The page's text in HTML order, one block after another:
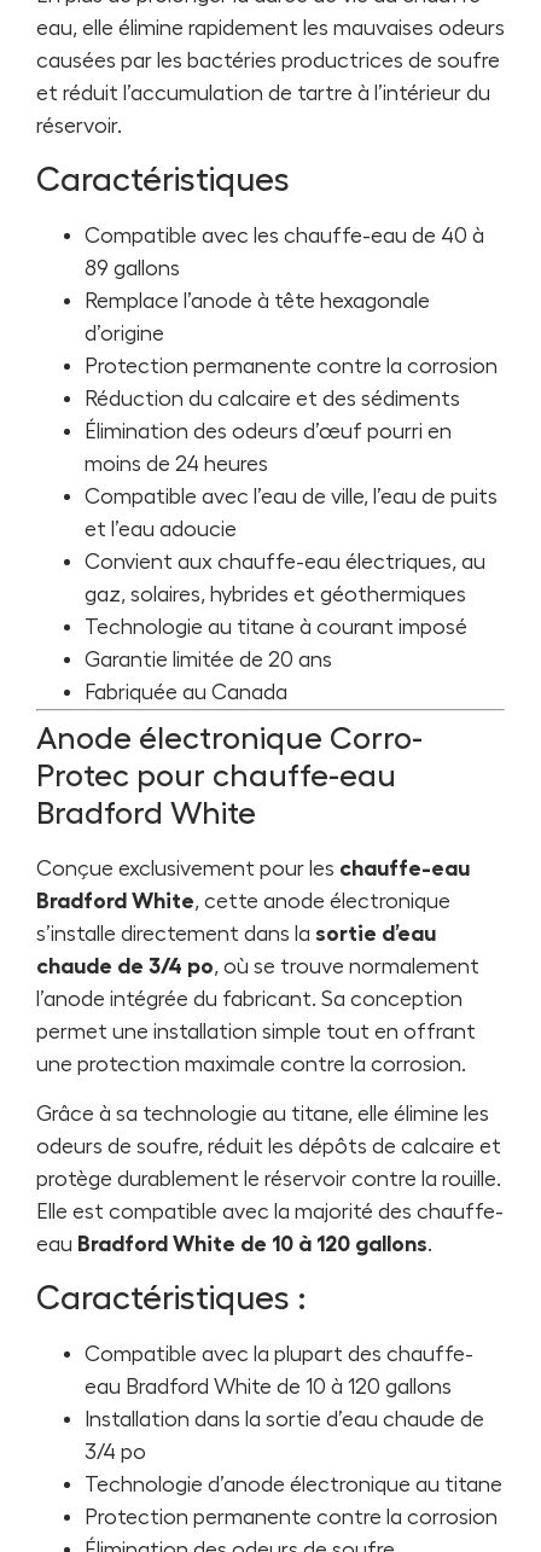
eau, elle élimine rapidement les mauvaises odeurs
causées par les bactéries productrices de soufre
et réduit l’accumulation de tartre à l’intérieur du
réservoir.
Caractéristiques
Compatible avec les chauffe-eau de 40 à
89 gallons
Remplace l’anode à tête hexagonale
d’origine
Protection permanente contre la corrosion
Réduction du calcaire et des sédiments
Élimination des odeurs d’œuf pourri en
moins de 24 heures
Compatible avec l’eau de ville, l’eau de puits
et l’eau adoucie
Convient aux chauffe-eau électriques, au
gaz, solaires, hybrides et géothermiques
Technologie au titane à courant imposé
Garantie limitée de 20 ans
Fabriquée au Canada
Anode électronique Corro-
Protec pour chauffe-eau
Bradford White
Conçue exclusivement pour les chauffe-eau
Bradford White, cette anode électronique
s’installe directement dans la sortie d’eau
chaude de 3/4 po, où se trouve normalement
l’anode intégrée du fabricant. Sa conception
permet une installation simple tout en offrant
une protection maximale contre la corrosion.
Grâce à sa technologie au titane, elle élimine les
odeurs de soufre, réduit les dépôts de calcaire et
protège durablement le réservoir contre la rouille.
Elle est compatible avec la majorité des chauffe-
eau Bradford White de 10 à 120 gallons.
Caractéristiques :
Compatible avec la plupart des chauffe-
eau Bradford White de 10 à 120 gallons
Installation dans la sortie d’eau chaude de
3/4 po
Technologie d’anode électronique au titane
Protection permanente contre la corrosion